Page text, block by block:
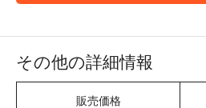
その他の詳細情報
販売価格